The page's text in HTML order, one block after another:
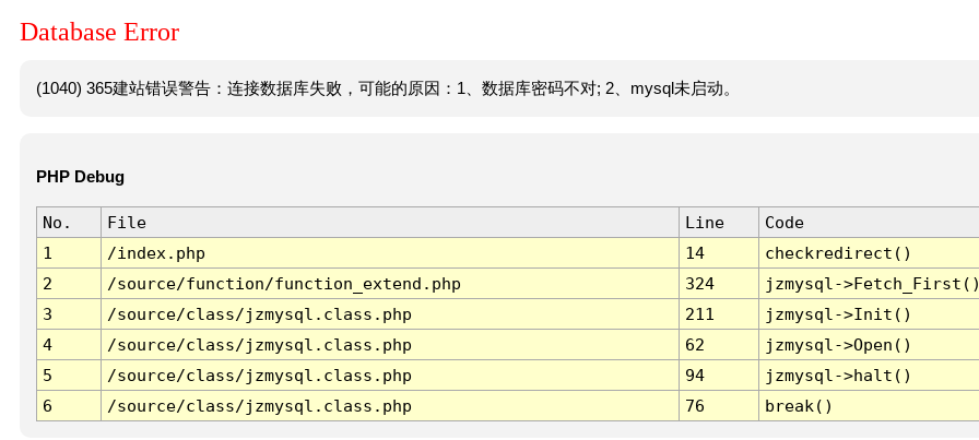
Database Error
(1040) 365建站错误警告：连接数据库失败，可能的原因：1、数据库密码不对; 2、mysql未启动。
PHP Debug
No. File Line
Code
1
/index.php 14
checkredirect()
2
/source/function/function_extend.php 324
jzmysql-
3
/source/class/jzmysql.class.php 211
jzmysql->Init()
4
/source/class/jzmysql.class.php 62
jzmysql->Open()
5
/source/class/jzmysql.class.php 94
jzmysql->halt()
6
/source/class/jzmysql.class.php 76 break()